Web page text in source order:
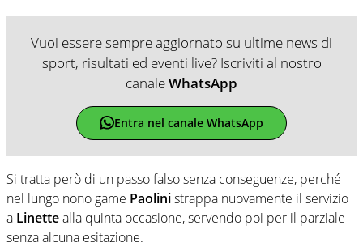
Vuoi essere sempre aggiornato su ultime news di
sport, risultati ed eventi live? Iscriviti al nostro
canaleWhatsApp
Entra nel canale WhatsApp
Si tratta però di un passo falso senza conseguenze, perché
nel lungo nono game Paolinistrappa nuovamente il servizio
a Linettealla quinta occasione, servendo poi per il parziale
senza alcuna esitazione.